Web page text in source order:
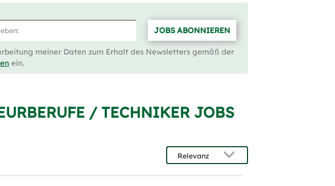
JOBS ABONNIEREN
meiner Daten zum Erhalt des Newsletters gemäß der
ein.
/ TECHNIKER JOBS